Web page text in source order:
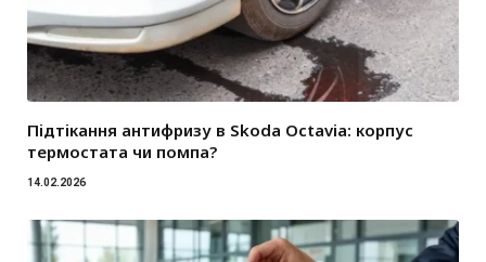
Підтікання антифризу в Skoda Octavia: корпус
термостата чи помпа?
14.02.2026